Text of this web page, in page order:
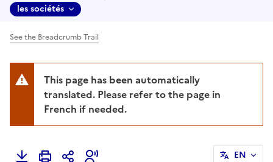
les sociétés
See the Breadcrumb Trail
This page has been automatically
translated. Please refer to the page in
French if needed.
EN